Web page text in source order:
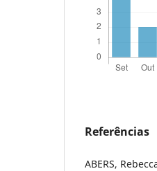
Referências
ABERS,